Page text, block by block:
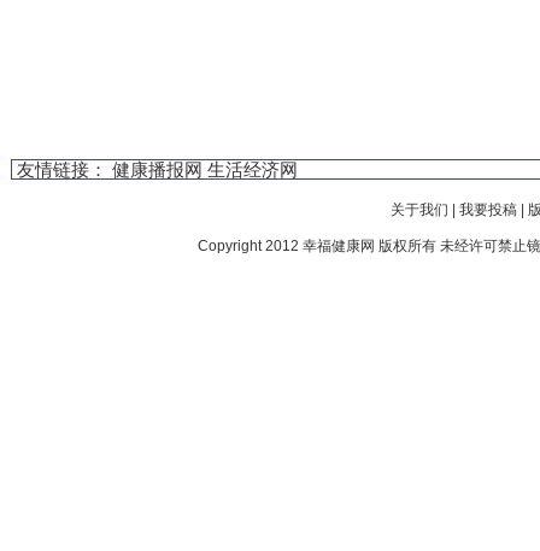
友情链接： 健康播报网 生活经济网
关于我们 我要投稿|
Copyright 2012 幸福健康网 版权所有 未经许可禁止